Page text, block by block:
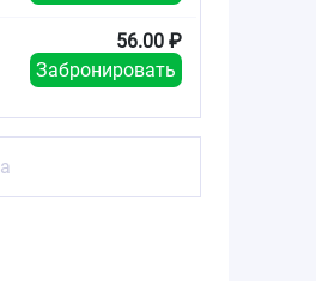
56.00 ₽
Забронировать